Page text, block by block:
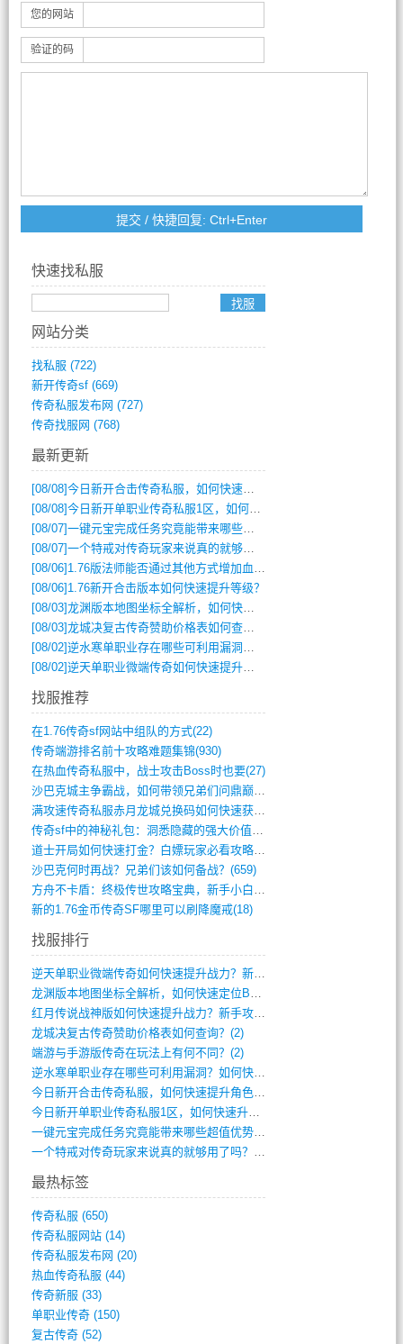
您的网站
验证的码
快速找私服
网站分类
找私服 (722)
新开传奇sf(669)
传奇私服发布网 (727)
传奇找服网 (768)
最新更新
[08/08]今日新开合击传奇私服，如何快速提升角色战力？
[08/08]今日新开单职业传奇私服1区，如何快速升级与获取顶级装备？
[08/07]一键元宝完成任务究竟能带来哪些超值优势？
[08/07]一个特戒对传奇玩家来说真的就够用了吗？
[08/06] 1.76版法师能否通过其他方式增加血量？
[08/06] 1.76新开合击版本如何快速提升等级？
[08/03]龙渊版本地图坐标全解析，如何快速定位BOSS位置？
[08/03]龙城决复古传奇赞助价格表如何查询？
[08/02]逆水寒单职业存在哪些可利用漏洞？如何快速提升战力？
[08/02]逆天单职业微端传奇如何快速提升战力？新手必看攻略
找服推荐
在1.76传奇sf网站中组队的方式(22)
传奇端游排名前十攻略难题集锦(930)
在热血传奇私服中，战士攻击Boss时也要(27)
沙巴克城主争霸战，如何带领兄弟们问鼎巅峰(565)
满攻速传奇私服赤月龙城兑换码如何快速获取(676)
传奇sf中的神秘礼包：洞悉隐藏的强大价值(427)
道士开局如何快速打金？白嫖玩家必看攻略(5)
沙巴克何时再战？兄弟们该如何备战？(659)
方舟不卡盾：终极传世攻略宝典，新手小白逆(495)
新的1.76金币传奇SF哪里可以刷降魔戒(18)
找服排行
逆天单职业微端传奇如何快速提升战力？新手(4)
龙渊版本地图坐标全解析，如何快速定位BO(3)
红月传说战神版如何快速提升战力？新手攻略(3)
龙城决复古传奇赞助价格表如何查询？(2)
端游与手游版传奇在玩法上有何不同？(2)
逆水寒单职业存在哪些可利用漏洞？如何快速(1)
今日新开合击传奇私服，如何快速提升角色战(0)
今日新开单职业传奇私服1区，如何快速升级(0)
一键元宝完成任务究竟能带来哪些超值优势？(0)
一个特戒对传奇玩家来说真的就够用了吗？(0)
最热标签
传奇私服 (650)
传奇私服网站(14)
传奇私服发布网 (20)
热血传奇私服 (44)
传奇新服 (33)
单职业传奇(150)
复古传奇(52)